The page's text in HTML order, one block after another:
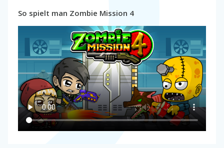
So spielt man Zombie Mission 4